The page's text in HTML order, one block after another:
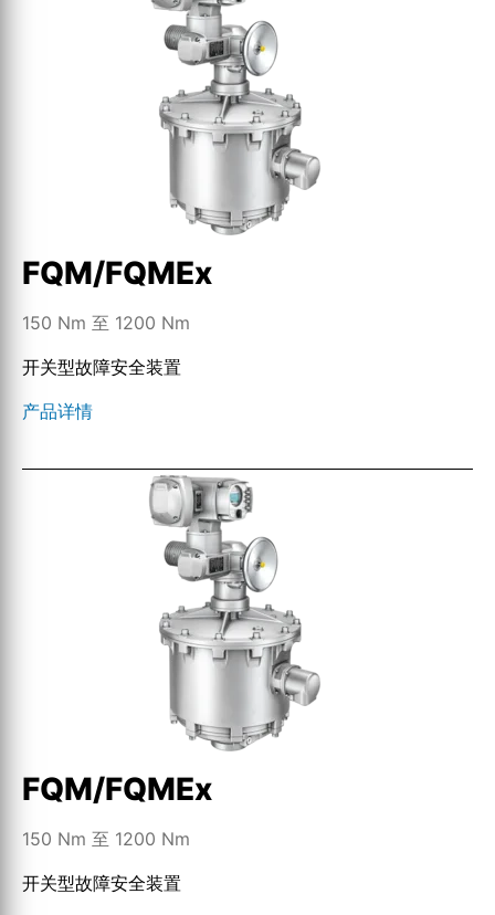
FQM/FQMEx
150 Nm 至 1200 Nm
开关型故障安全装置
产品详情
FQM/FQMEx
150 Nm 至 1200 Nm
开关型故障安全装置